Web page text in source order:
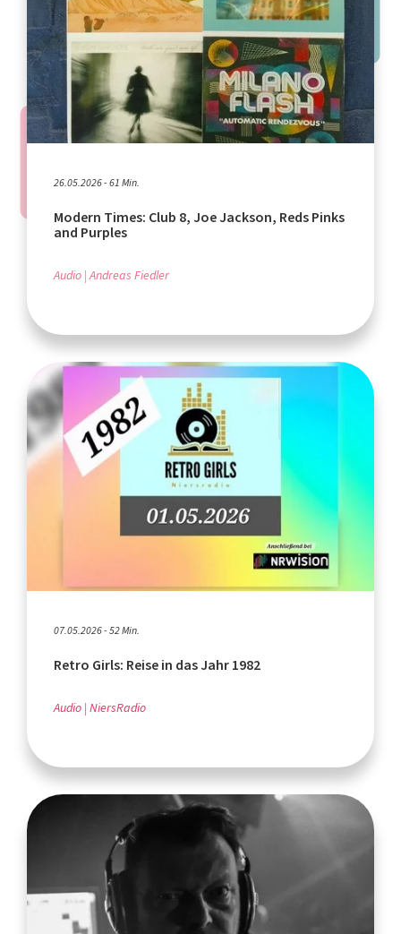
26.05.2026 - 61 Min.
Modern Times: Club 8, Joe Jackson, Reds Pinks
and Purples
Audio Andreas Fiedler
07.05.2026 - 52 Min.
Retro Girls: Reise in das Jahr 1982
Audio NiersRadio